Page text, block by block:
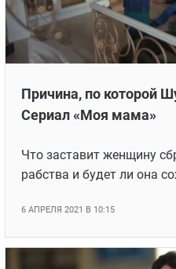
Причина, по которой
Сериал «Моя мама»
Что заставит женщину
рабства и будет ли она
6 АПРЕЛЯ 2021 В 10:15